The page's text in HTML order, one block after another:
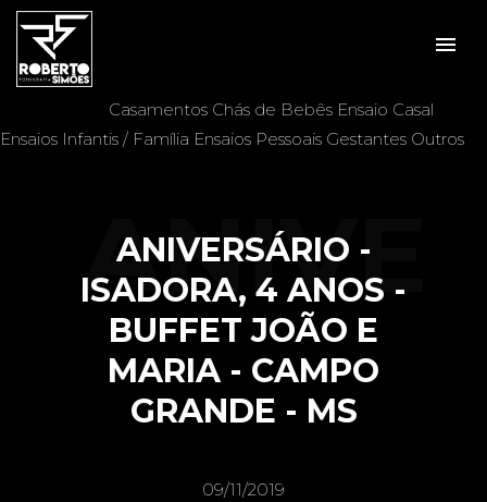
menu
Casamentos Chás de Bebês Ensaio Casal
Ensaios Infantis / Família Ensaios Pessoais Gestantes Outros
ANIVERSÁRIO -
ISADORA, 4 ANOS -
BUFFET JOÃO E
MARIA - CAMPO
GRANDE - MS
ANIVE
RSÁRI
09/11/2019